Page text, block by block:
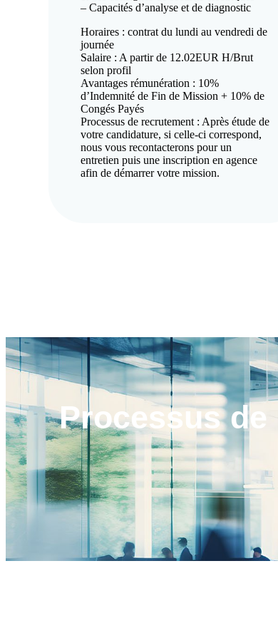
– Capacités d’analyse et de diagnostic
Horaires : contrat du lundi au vendredi de
journée
Salaire : A partir de 12.02EUR H/Brut
selon profil
Avantages rémunération : 10%
d’Indemnité de Fin de Mission + 10% de
Congés Payés
Processus de recrutement : Après étude de
votre candidature, si celle-ci correspond,
nous vous recontacterons pour un
entretien puis une inscription en agence
afin de démarrer votre mission.
Processus de